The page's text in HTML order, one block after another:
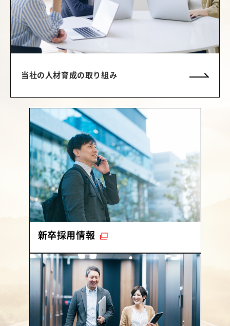
当社の人材育成の取り組み
新卒採用情報 （別ウィンドウで開く）